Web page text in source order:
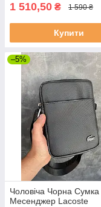
1 510,50 ₴ 1 590 ₴
Купити
–5%
Чоловіча Чорна Сумка
Месенджер Lacoste